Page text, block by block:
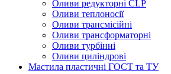
Оливи редукторні CLP
Оливи теплоносії
Оливи трансмісійні
Оливи трансформаторні
Оливи турбінні
Оливи циліндрові
Мастила пластичні ГОСТ та ТУ